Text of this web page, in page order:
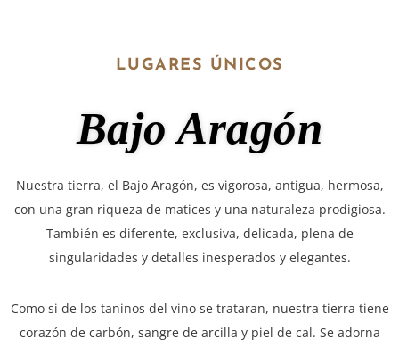
LUGARES ÚNICOS
Bajo Aragón
Nuestra tierra, el Bajo Aragón, es vigorosa, antigua, hermosa,
con una gran riqueza de matices y una naturaleza prodigiosa.
También es diferente, exclusiva, delicada, plena de
singularidades y detalles inesperados y elegantes.
Como si de los taninos del vino se trataran, nuestra tierra tiene
corazón de carbón, sangre de arcilla y piel de cal. Se adorna